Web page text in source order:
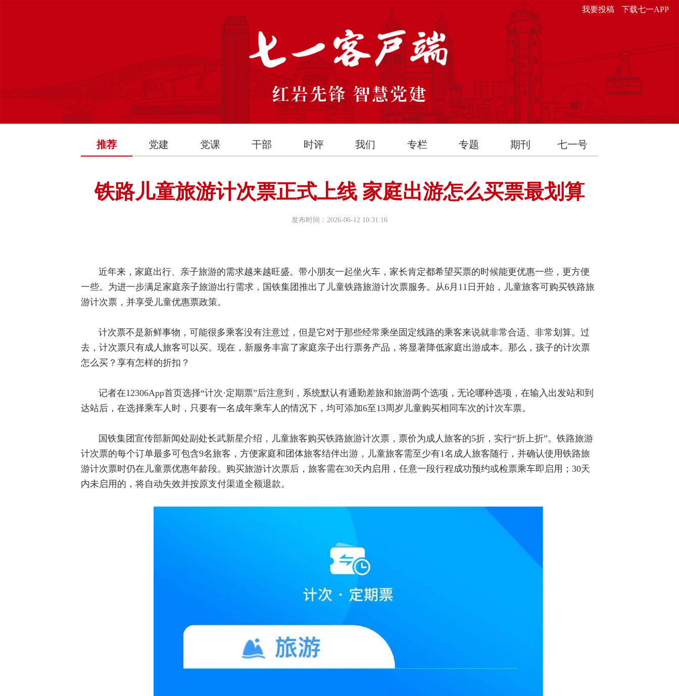
我要投稿 下载七一APP
推荐 党建 党课 干部 时评 我们 专栏 专题 期刊 七一号
铁路儿童旅游计次票正式上线 家庭出游怎么买票最划算
发布时间：2026-06-12 10:31:16
近年来，家庭出行、亲子旅游的需求越来越旺盛。带小朋友一起坐火车，家长肯定都希望买票的时候能更优惠一些，更方便
一些。为进一步满足家庭亲子旅游出行需求，国铁集团推出了儿童铁路旅游计次票服务。从6月11日开始，儿童旅客可购买铁路旅
游计次票，并享受儿童优惠票政策。
计次票不是新鲜事物，可能很多乘客没有注意过，但是它对于那些经常乘坐固定线路的乘客来说就非常合适、非常划算。过
去，计次票只有成人旅客可以买。现在，新服务丰富了家庭亲子出行票务产品，将显著降低家庭出游成本。那么，孩子的计次票
怎么买？享有怎样的折扣？
记者在12306App首页选择“计次·定期票”后注意到，系统默认有通勤差旅和旅游两个选项，无论哪种选项，在输入出发站和到
达站后，在选择乘车人时，只要有一名成年乘车人的情况下，均可添加6至13周岁儿童购买相同车次的计次车票。
国铁集团宣传部新闻处副处长武新星介绍，儿童旅客购买铁路旅游计次票，票价为成人旅客的5折，实行“折上折”。铁路旅游
计次票的每个订单最多可包含9名旅客，方便家庭和团体旅客结伴出游，儿童旅客需至少有1名成人旅客随行，并确认使用铁路旅
游计次票时仍在儿童票优惠年龄段。购买旅游计次票后，旅客需在30天内启用，任意一段行程成功预约或检票乘车即启用；30天
内未启用的，将自动失效并按原支付渠道全额退款。